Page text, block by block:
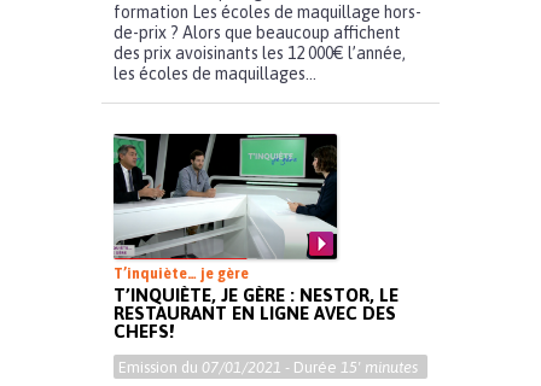
formation Les écoles de maquillage hors-
de-prix ? Alors que beaucoup affichent
des prix avoisinants les 12 000€ l’année,
les écoles de maquillages...
T’inquiète… je gère
T’INQUIÈTE, JE GÈRE : NESTOR, LE
RESTAURANT EN LIGNE AVEC DES
CHEFS!
Emission du 07/01/2021 - Durée 15' minutes